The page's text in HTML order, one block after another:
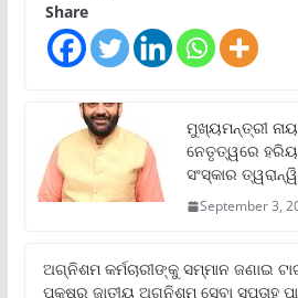
Share
ମୁଖ୍ୟମନ୍ତ୍ରୀ
ନେତୃତ୍ୱରେ
ସଂସ୍କାର
September 3,
ଅଗ୍ନିଶମ କର୍ମଚାରୀଙ୍କୁ ସମ୍ମାନ ଜଣାଇ
ପକ୍ଷରୁ ଜାତୀୟ ଅଗ୍ନିଶମ ସେବା ସପ୍ତାହ